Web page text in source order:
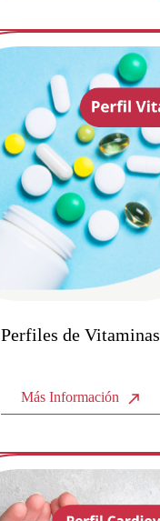
Perfiles de Vitaminas
Más Información